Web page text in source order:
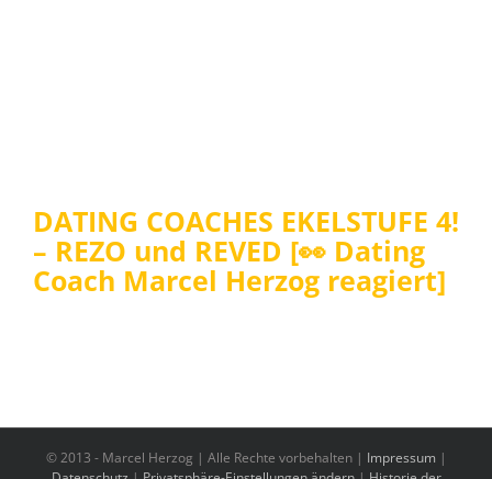
DATING COACHES EKELSTUFE 4!
– REZO und REVED [👀 Dating
Coach Marcel Herzog reagiert]
© 2013 - Marcel Herzog | Alle Rechte vorbehalten | Impressum |